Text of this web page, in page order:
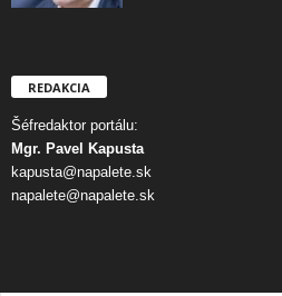
REDAKCIA
Šéfredaktor portálu:
Mgr. Pavel Kapusta
kapusta@napalete.sk
napalete@napalete.sk